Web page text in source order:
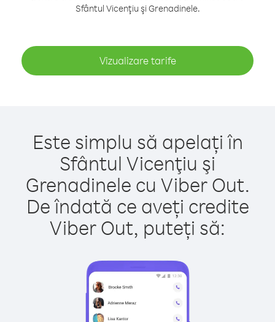
Sfântul Vicenţiu şi Grenadinele.
Vizualizare tarife
Este simplu să apelați în
Sfântul Vicenţiu şi
Grenadinele cu Viber Out.
De îndată ce aveți credite
Viber Out, puteți să: